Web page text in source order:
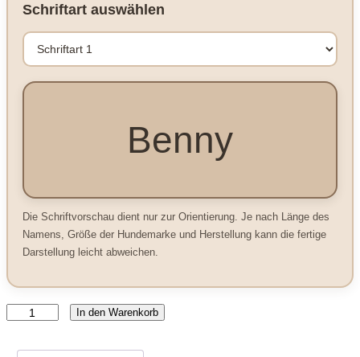
Schriftart auswählen
Benny
Die Schriftvorschau dient nur zur Orientierung. Je nach Länge des
Namens, Größe der Hundemarke und Herstellung kann die fertige
Darstellung leicht abweichen.
Pawfect
In den Warenkorb